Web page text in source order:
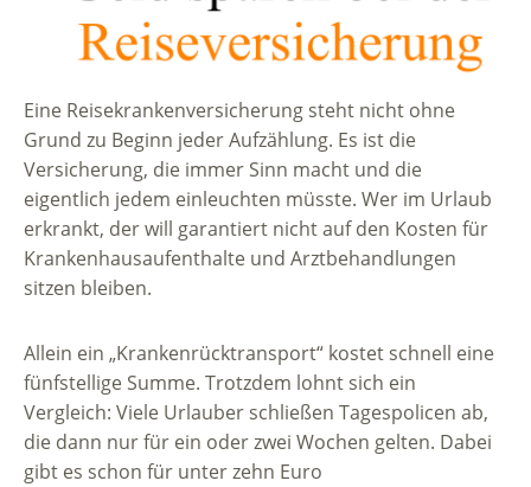
Eine Reisekrankenversicherung steht nicht ohne
Grund zu Beginn jeder Aufzählung. Es ist die
Versicherung, die immer Sinn macht und die
eigentlich jedem einleuchten müsste. Wer im Urlaub
erkrankt, der will garantiert nicht auf den Kosten für
Krankenhausaufenthalte und Arztbehandlungen
sitzen bleiben.
Allein ein „Krankenrücktransport“ kostet schnell eine
fünfstellige Summe. Trotzdem lohnt sich ein
Vergleich: Viele Urlauber schließen Tagespolicen ab,
die dann nur für ein oder zwei Wochen gelten. Dabei
gibt es schon für unter zehn Euro